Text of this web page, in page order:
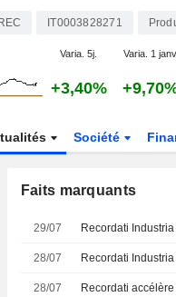
REC IT0003828271
Varia. 5j. Varia. 1 janv.
+3,40%
Société
Faits marquants
29/07
28/07
28/07 Recordati